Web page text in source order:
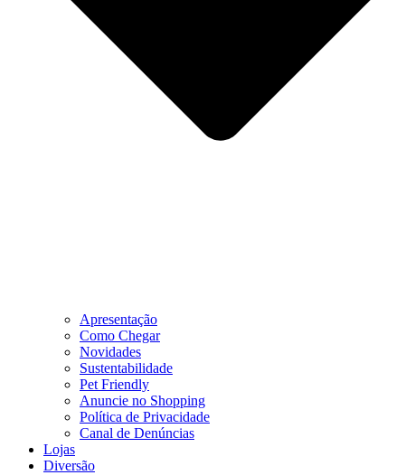
Apresentação
Como Chegar
Novidades
Sustentabilidade
Pet Friendly
Anuncie no Shopping
Política de Privacidade
Canal de Denúncias
Lojas
Diversão